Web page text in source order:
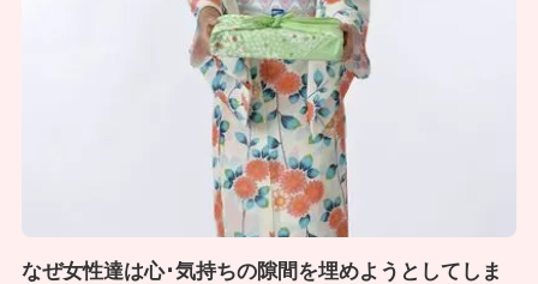
なぜ女性達は心･気持ちの隙間を埋めようとしてしま